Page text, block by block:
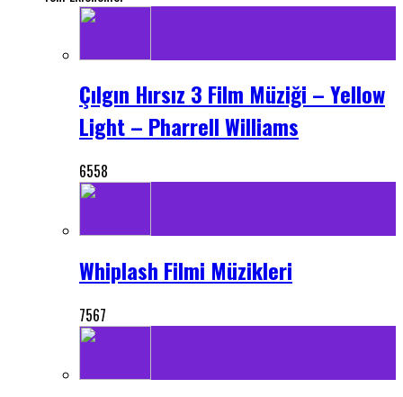
Çılgın Hırsız 3 Film Müziği – Yellow
Light – Pharrell Williams
6558
Whiplash Filmi Müzikleri
7567